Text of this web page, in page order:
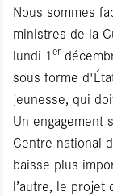
Nous sommes
ministres de la
lundi 1er
sous forme
jeunesse, qui
Un engagement
Centre national
baisse plus
l’autre, le projet